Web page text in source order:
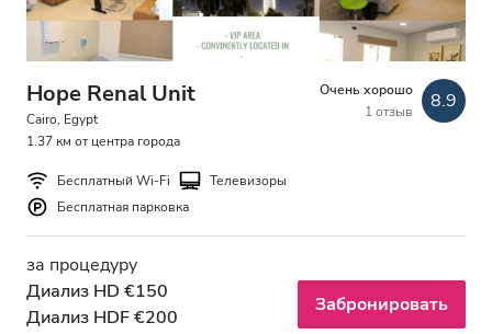
Hope Renal Unit
Cairo, Egypt
1.37 км от центра города
Очень хорошо
1 отзыв
8.9
Бесплатный Wi-Fi
Телевизоры
Бесплатная парковка
за процедуру
Диализ HD €150
Диализ HDF €200
Забронировать